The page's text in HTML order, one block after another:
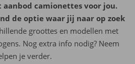
aanbod camionettes voor jou.
de optie waar jij naar op zoek
groottes en modellen met
Nog extra info nodig? Neem
je verder.